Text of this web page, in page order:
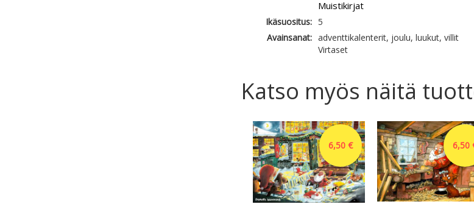
Muistikirjat
Ikäsuositus: 5
Avainsanat: adventtikalenterit, joulu, luukut, villit
Virtaset
Katso myös näitä
6,50 € 6,50